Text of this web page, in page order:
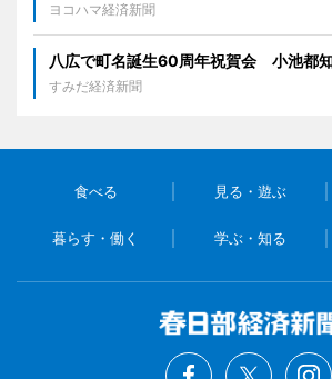
ヨコハマ経済新聞
八広で町名誕生60周年祝賀会 小池都
すみだ経済新聞
食べる 見る・遊ぶ
暮らす・働く 学ぶ・知る